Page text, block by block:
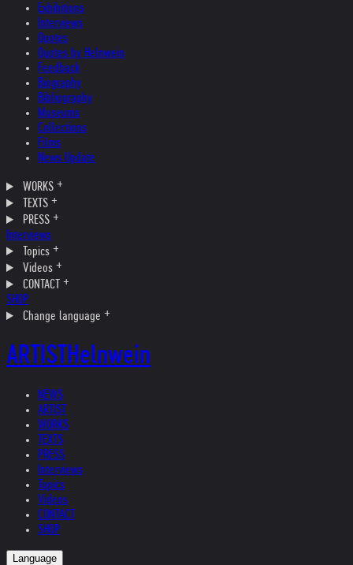
Exhibitions
Interviews
Quotes
Quotes by Helnwein
Feedback
Biography
Bibliography
Museums
Collections
Films
News Update
WORKS
TEXTS
PRESS
Interviews
Topics
Videos
CONTACT
SHOP
Change language
ARTISTHelnwein
NEWS
ARTIST
WORKS
TEXTS
PRESS
Interviews
Topics
Videos
CONTACT
SHOP
Language